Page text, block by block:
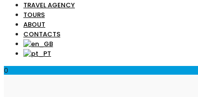
TRAVEL AGENCY
TOURS
ABOUT
CONTACTS
0